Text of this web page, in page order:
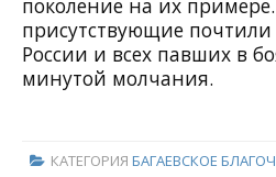
поколение на их
присутствующие почтили
России и всех павших в
минутой молчания.
КАТЕГОРИЯ БАГАЕВСКОЕ